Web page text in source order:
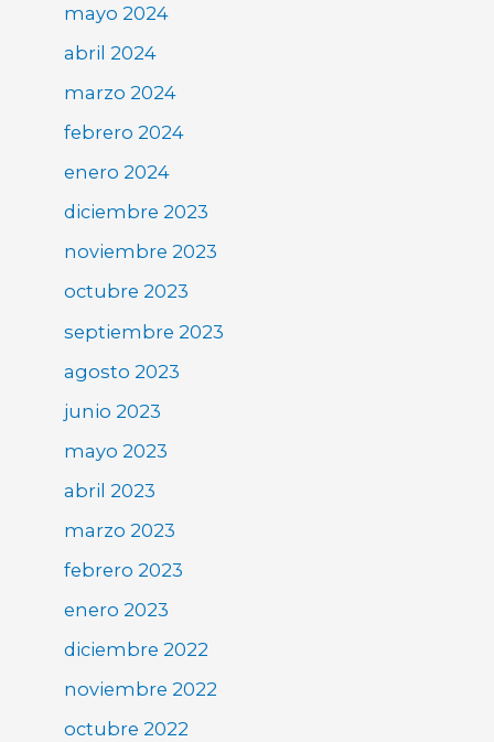
mayo 2024
abril 2024
marzo 2024
febrero 2024
enero 2024
diciembre 2023
noviembre 2023
octubre 2023
septiembre 2023
agosto 2023
junio 2023
mayo 2023
abril 2023
marzo 2023
febrero 2023
enero 2023
diciembre 2022
noviembre 2022
octubre 2022